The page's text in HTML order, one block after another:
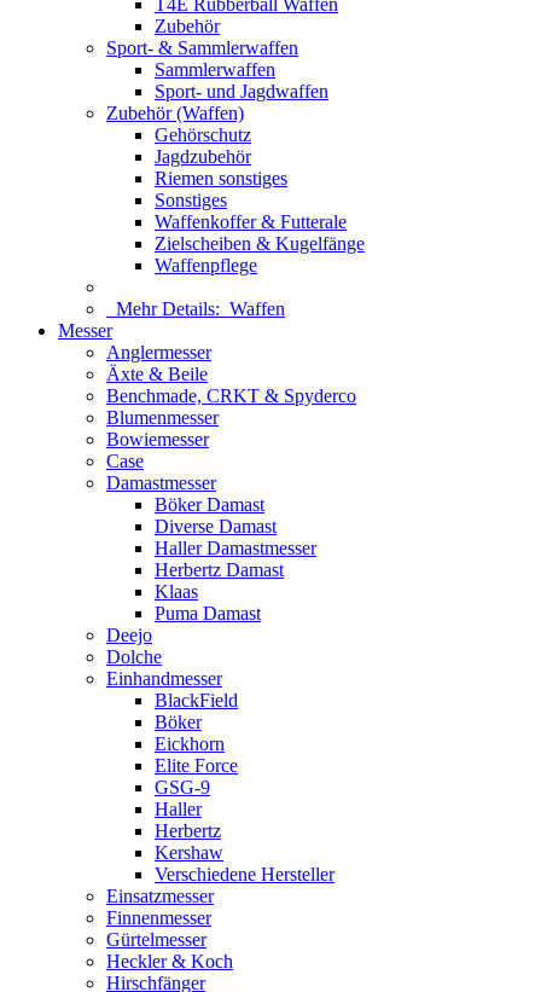
T4E Rubberball Waffen
Zubehör
Sport- & Sammlerwaffen
Sammlerwaffen
Sport- und Jagdwaffen
Zubehör (Waffen)
Gehörschutz
Jagdzubehör
Riemen sonstiges
Sonstiges
Waffenkoffer & Futterale
Zielscheiben & Kugelfänge
Waffenpflege
Mehr Details: Waffen
Messer
Anglermesser
Äxte & Beile
Benchmade, CRKT & Spyderco
Blumenmesser
Bowiemesser
Case
Damastmesser
Böker Damast
Diverse Damast
Haller Damastmesser
Herbertz Damast
Klaas
Puma Damast
Deejo
Dolche
Einhandmesser
BlackField
Böker
Eickhorn
Elite Force
GSG-9
Haller
Herbertz
Kershaw
Verschiedene Hersteller
Einsatzmesser
Finnenmesser
Gürtelmesser
Heckler & Koch
Hirschfänger